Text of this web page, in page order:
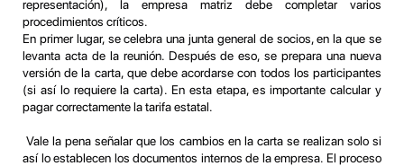
representación), la empresa matriz debe completar varios
procedimientos críticos.
En primer lugar, se celebra una junta general de socios, en la que se
levanta acta de la reunión. Después de eso, se prepara una nueva
versión de la carta, que debe acordarse con todos los participantes
(si así lo requiere la carta). En esta etapa, es importante calcular y
pagar correctamente la tarifa estatal.
Vale la pena señalar que los cambios en la carta se realizan solo si
así lo establecen los documentos internos de la empresa. El proceso